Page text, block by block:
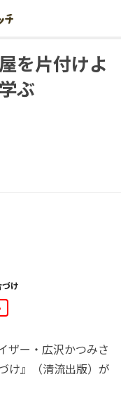
を片付けよ
ぶ
け
ザー・広沢かつみさ
け』（清流出版）が